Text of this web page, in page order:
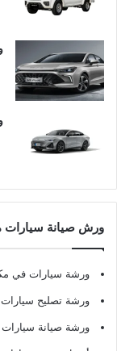
ورش صيانة سيارات
ورشة سيارات في
ورشة تصليح
ورشة صيانة